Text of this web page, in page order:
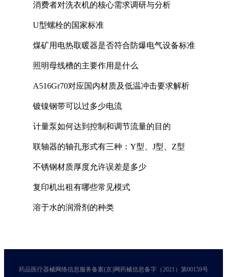
消费者对洗衣机的核心需求调研与分析
U型螺栓的国家标准
煤矿用电热取暖器是否符合防爆电气设备标准
照明母线槽的主要作用是什么
A516Gr70对应国内材质及低温冲击要求解析
镀镍钢带可以过多少电流
计量泵如何达到控制和调节流量的目的
联轴器的轴孔形式有三种：Y型、J型、Z型
不锈钢材质厚度允许误差是多少
复印机出租有哪些常见模式
溶于水的润滑剂的种类
药品医疗器械网络信息服务备案(京)网药械信息备字（2021）第00159号